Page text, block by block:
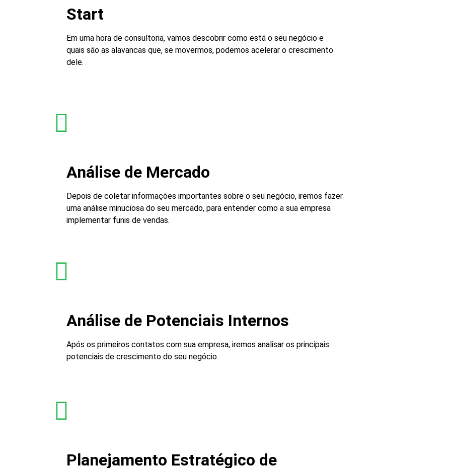
Start
Em uma hora de consultoria, vamos descobrir como está o seu negócio e
quais são as alavancas que, se movermos, podemos acelerar o crescimento
dele.
Análise de Mercado
Depois de coletar informações importantes sobre o seu negócio, iremos fazer
uma análise minuciosa do seu mercado, para entender como a sua empresa
implementar funis de vendas.
Análise de Potenciais Internos
Após os primeiros contatos com sua empresa, iremos analisar os principais
potenciais de crescimento do seu negócio.
Planejamento Estratégico de